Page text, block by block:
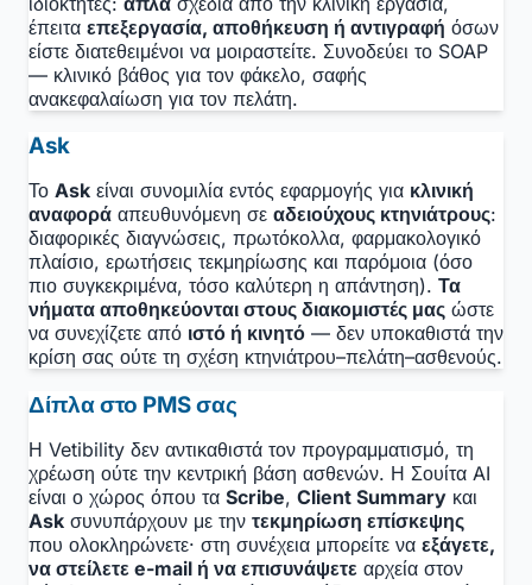
έπειτα επεξεργασία, αποθήκευση ή αντιγραφή όσων
είστε διατεθειμένοι να μοιραστείτε. Συνοδεύει το SOAP
— κλινικό βάθος για τον φάκελο, σαφής
ανακεφαλαίωση για τον πελάτη.
Ask
Το Ask είναι συνομιλία εντός εφαρμογής για κλινική
αναφορά απευθυνόμενη σε αδειούχους κτηνιάτρους:
διαφορικές διαγνώσεις, πρωτόκολλα, φαρμακολογικό
πλαίσιο, ερωτήσεις τεκμηρίωσης και παρόμοια (όσο
πιο συγκεκριμένα, τόσο καλύτερη η απάντηση). Τα
νήματα αποθηκεύονται στους διακομιστές μας ώστε
να συνεχίζετε από ιστό ή κινητό — δεν υποκαθιστά την
κρίση σας ούτε τη σχέση κτηνιάτρου–πελάτη–ασθενούς.
Δίπλα στο PMS σας
Η Vetibility δεν αντικαθιστά τον προγραμματισμό, τη
χρέωση ούτε την κεντρική βάση ασθενών. Η Σουίτα AI
είναι ο χώρος όπου τα Scribe, Client Summary και
Ask συνυπάρχουν με την τεκμηρίωση επίσκεψης
που ολοκληρώνετε· στη συνέχεια μπορείτε να εξάγετε,
να στείλετε e-mail ή να επισυνάψετε αρχεία στον